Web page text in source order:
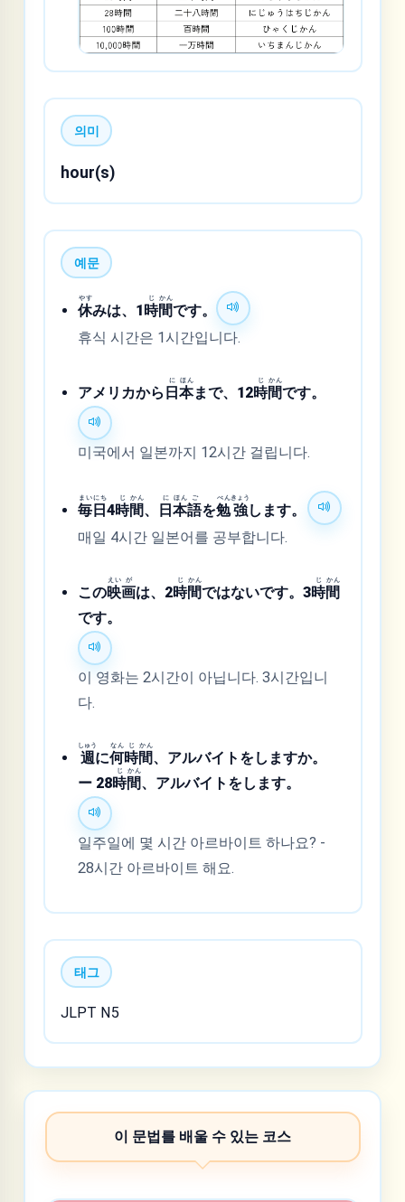
의미
hour(s)
예문
休
やす
みは、1時
じ
間
かん
です。
휴식 시간은 1시간입니다.
アメリカから 日
に
本
ほん
まで、12時
じ
間
かん
です。
미국에서 일본까지 12시간 걸립니다.
毎
まい
日
にち
4時
じ
間
かん
、 日
に
本
ほん
語
ご
を勉
べん
強
きょう
します。
매일 4시간 일본어를 공부합니다.
この映
えい
画
が
は、2時
じ
間
かん
ではないです。3時
じ
間
かん
です。
이 영화는 2시간이 아닙니다. 3시간입니
다.
週
しゅう
に何
なん
時
じ
間
かん
、アルバイトをしますか。
ー 28時
じ
間
かん
、アルバイトをします。
일주일에 몇 시간 아르바이트 하나요? -
28시간 아르바이트 해요.
태그
JLPT N5
이 문법를 배울 수 있는 코스